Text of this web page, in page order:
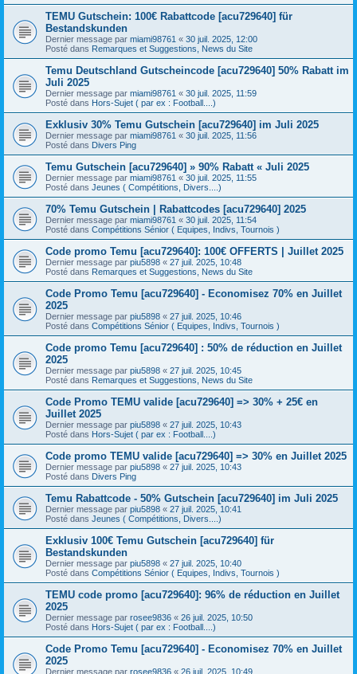
TEMU Gutschein: 100€ Rabattcode [acu729640] für
Bestandskunden
Dernier message par miami98761 « 30 juil. 2025, 12:00
Posté dans Remarques et Suggestions, News du Site
Temu Deutschland Gutscheincode [acu729640] 50% Rabatt im
Juli 2025
Dernier message par miami98761 « 30 juil. 2025, 11:59
Posté dans Hors-Sujet ( par ex : Football....)
Exklusiv 30% Temu Gutschein [acu729640] im Juli 2025
Dernier message par miami98761 « 30 juil. 2025, 11:56
Posté dans Divers Ping
Temu Gutschein [acu729640] » 90% Rabatt « Juli 2025
Dernier message par miami98761 « 30 juil. 2025, 11:55
Posté dans Jeunes ( Compétitions, Divers....)
70% Temu Gutschein | Rabattcodes [acu729640] 2025
Dernier message par miami98761 « 30 juil. 2025, 11:54
Posté dans Compétitions Sénior ( Equipes, Indivs, Tournois )
Code promo Temu [acu729640]: 100€ OFFERTS | Juillet 2025
Dernier message par piu5898 « 27 juil. 2025, 10:48
Posté dans Remarques et Suggestions, News du Site
Code Promo Temu [acu729640] - Economisez 70% en Juillet
2025
Dernier message par piu5898 « 27 juil. 2025, 10:46
Posté dans Compétitions Sénior ( Equipes, Indivs, Tournois )
Code promo Temu [acu729640] : 50% de réduction en Juillet
2025
Dernier message par piu5898 « 27 juil. 2025, 10:45
Posté dans Remarques et Suggestions, News du Site
Code Promo TEMU valide [acu729640] => 30% + 25€ en
Juillet 2025
Dernier message par piu5898 « 27 juil. 2025, 10:43
Posté dans Hors-Sujet ( par ex : Football....)
Code promo TEMU valide [acu729640] => 30% en Juillet 2025
Dernier message par piu5898 « 27 juil. 2025, 10:43
Posté dans Divers Ping
Temu Rabattcode - 50% Gutschein [acu729640] im Juli 2025
Dernier message par piu5898 « 27 juil. 2025, 10:41
Posté dans Jeunes ( Compétitions, Divers....)
Exklusiv 100€ Temu Gutschein [acu729640] für
Bestandskunden
Dernier message par piu5898 « 27 juil. 2025, 10:40
Posté dans Compétitions Sénior ( Equipes, Indivs, Tournois )
TEMU code promo [acu729640]: 96% de réduction en Juillet
2025
Dernier message par rosee9836 « 26 juil. 2025, 10:50
Posté dans Hors-Sujet ( par ex : Football....)
Code Promo Temu [acu729640] - Economisez 70% en Juillet
2025
Dernier message par rosee9836 « 26 juil. 2025, 10:49